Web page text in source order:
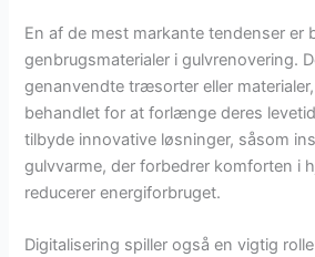
En af de mest markante tendenser er
genbrugsmaterialer i gulvrenovering.
genanvendte træsorter eller
behandlet for at forlænge deres
tilbyde innovative løsninger, såsom
gulvvarme, der forbedrer komforten i
reducerer energiforbruget.
Digitalisering spiller også en vigtig